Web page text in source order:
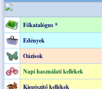
Főkatalógus *
Edények
Oázisok
Napi használati kellékek
Kiegészítő kellékek